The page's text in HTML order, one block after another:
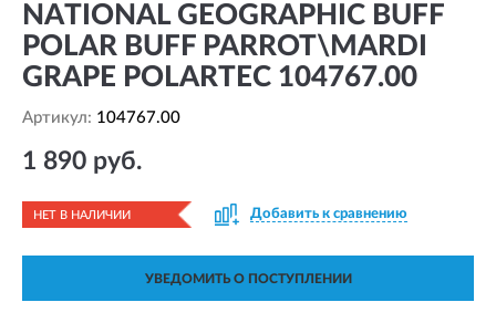
NATIONAL GEOGRAPHIC BUFF
POLAR BUFF PARROT\MARDI
GRAPE POLARTEC 104767.00
Артикул: 104767.00
1 890 руб.
НЕТ В НАЛИЧИИ Добавить к сравнению
УВЕДОМИТЬ О ПОСТУПЛЕНИИ